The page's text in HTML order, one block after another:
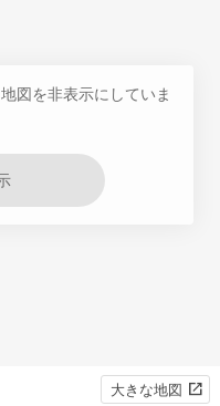
図を非表示にしていま
大きな地図